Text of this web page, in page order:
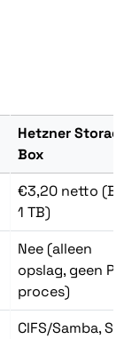
Hetzner
Box
€3,20 netto
1 TB)
Nee (alleen
opslag, geen
proces)
CIFS/Samba,